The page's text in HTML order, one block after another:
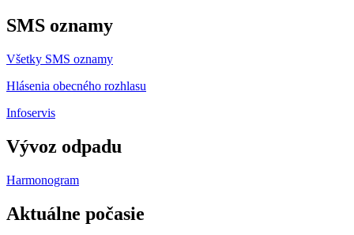
SMS oznamy
Všetky SMS oznamy
Hlásenia obecného rozhlasu
Infoservis
Vývoz odpadu
Harmonogram
Aktuálne počasie